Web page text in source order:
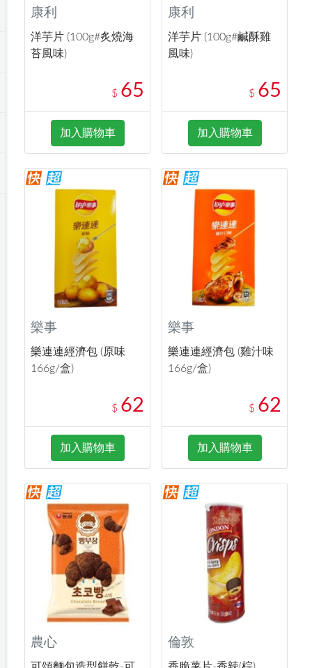
康利
洋芋片 (100g#炙燒海
苔風味)
$ 65
加入購物車
康利
洋芋片 (100g#鹹酥雞
風味)
$ 65
加入購物車
樂事
樂連連經濟包 (原味
166g/盒)
$ 62
加入購物車
樂事
樂連連經濟包 (雞汁味
166g/盒)
$ 62
加入購物車
農心 倫敦